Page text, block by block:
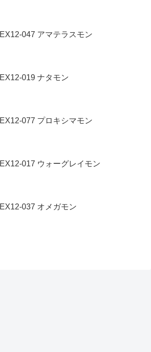
EX12-047 アマテラスモン
EX12-019 ナタモン
EX12-077 プロキシマモン
EX12-017 ウォーグレイモン
EX12-037 オメガモン